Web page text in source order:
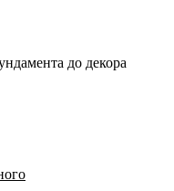
до декора